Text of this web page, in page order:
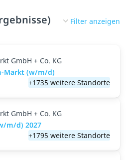
Filter anzeigen
GmbH + Co. KG
Markt (w/m/d)
+1735 weitere Standorte
GmbH + Co. KG
m/d) 2027
+1795 weitere Standorte